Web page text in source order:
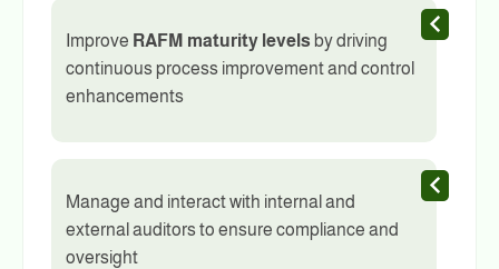
Improve RAFM maturity levels by driving
continuous process improvement and control
enhancements
Manage and interact with internal and
external auditors to ensure compliance and
oversight